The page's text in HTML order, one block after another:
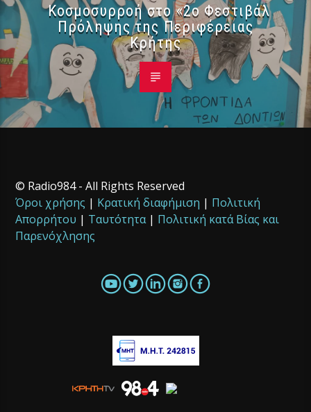
Κοσμοσυρροή στο «2ο Φεστιβάλ
Πρόληψης της Περιφέρειας
Κρήτης
© Radio984 - All Rights Reserved
Όροι χρήσης | Κρατική διαφήμιση | Πολιτική
Απορρήτου | Ταυτότητα| Πολιτική κατά Βίας και
Παρενόχλησης